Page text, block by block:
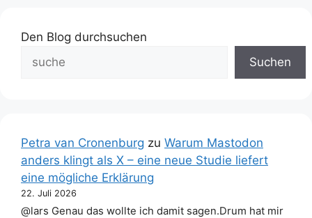
Den Blog durchsuchen
Suchen
Petra van Cronenburg zu Warum Mastodon
anders klingt als X – eine neue Studie liefert
eine mögliche Erklärung
22. Juli 2026
@lars Genau das wollte ich damit sagen.Drum hat mir